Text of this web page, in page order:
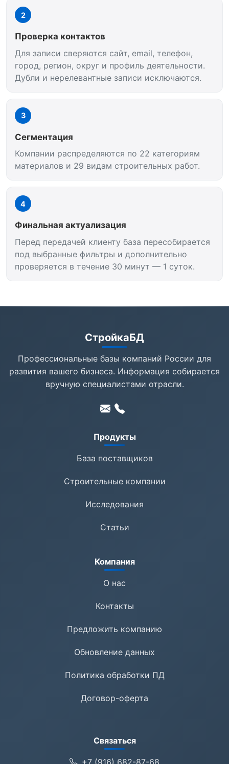
2
Проверка контактов
Для записи сверяются сайт, email, телефон,
город, регион, округ и профиль деятельности.
Дубли и нерелевантные записи исключаются.
3
Сегментация
Компании распределяются по 22 категориям
материалов и 29 видам строительных работ.
4
Финальная актуализация
Перед передачей клиенту база пересобирается
под выбранные фильтры и дополнительно
проверяется в течение 30 минут — 1 суток.
СтройкаБД
Профессиональные базы компаний России для
развития вашего бизнеса. Информация собирается
вручную специалистами отрасли.
Продукты
База поставщиков
Строительные компании
Исследования
Статьи
Компания
О нас
Контакты
Предложить компанию
Обновление данных
Политика обработки ПД
Договор-оферта
Связаться
+7 (916) 682-87-68